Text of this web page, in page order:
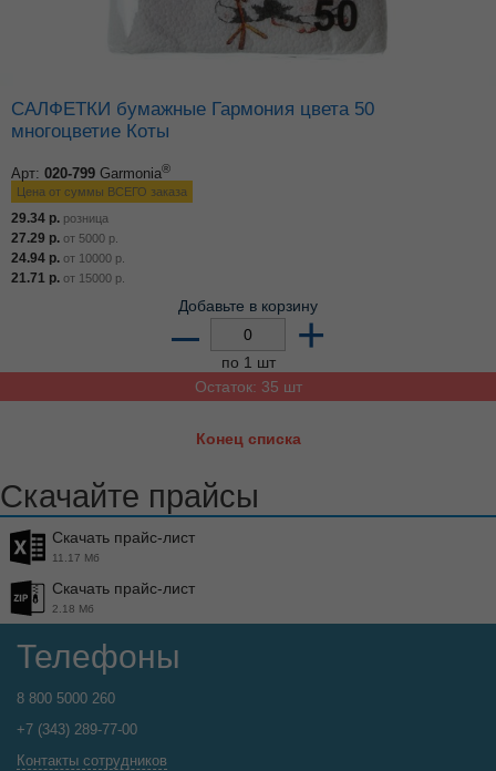
САЛФЕТКИ бумажные Гармония цвета 50
многоцветие Коты
Арт: 020-799 Garmonia®
Цена от суммы ВСЕГО заказа
29.34 р. розница
27.29 р. от 5000 р.
24.94 р. от 10000 р.
21.71 р. от 15000 р.
Добавьте в корзину
– +
по 1 шт
Остаток: 35 шт
Конец списка
Скачайте прайсы
Скачать прайс-лист
11.17 Мб
Скачать прайс-лист
2.18 Мб
Телефоны
8 800 5000 260
+7 (343) 289-77-00
Контакты сотрудников